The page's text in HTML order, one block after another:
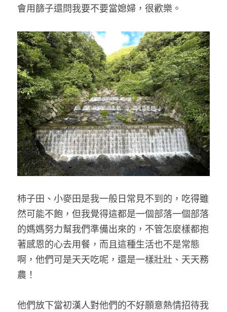
會用篩子還問我要不要當媳婦，很歡樂。
柿子田、小麥田是我一般日常見不到的，吃得雖
然可能不飽，但我覺得這都是一個部落一個部落
的媽媽努力幫我們準備出來的，不管怎麼樣都抱
著感恩的心去用餐，而且這種生活也不是常態
啊，他們可是天天吃呢，還是一樣壯壯、天天務
農！
他們放下當初漢人對他們的不好願意熱情招待我